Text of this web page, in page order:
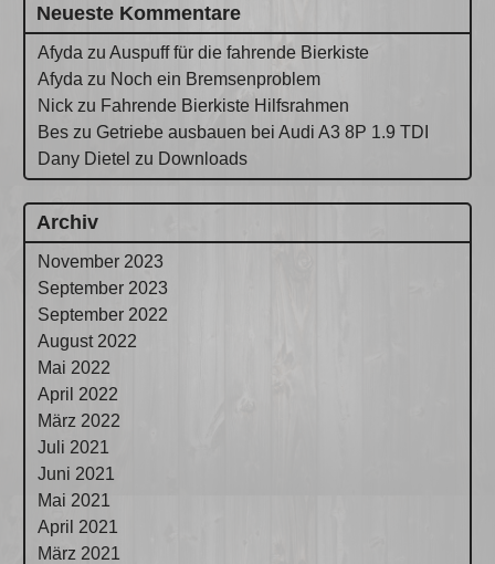
Neueste Kommentare
Afyda zuAuspuff für die fahrende Bierkiste
Afyda zu Noch ein Bremsenproblem
Nick zu Fahrende Bierkiste Hilfsrahmen
Bes zuGetriebe ausbauen bei Audi A3 8P 1.9 TDI
Dany Dietel zu Downloads
Archiv
November 2023
September 2023
September 2022
August 2022
Mai 2022
April 2022
März 2022
Juli 2021
Juni 2021
Mai 2021
April 2021
März 2021